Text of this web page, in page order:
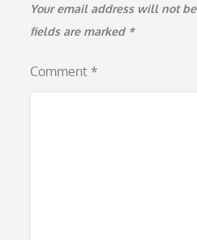
Your email address will not
fields are marked *
Comment *